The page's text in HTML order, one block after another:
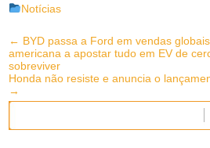
Notícias
Post
navigation
← BYD passa a Ford em vendas
americana a apostar tudo em EV de
sobreviver
Honda não resiste e anuncia o
→